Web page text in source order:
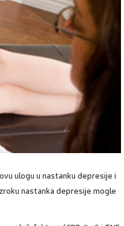
ulogu u nastanku depresije i
nastanka depresije mogle